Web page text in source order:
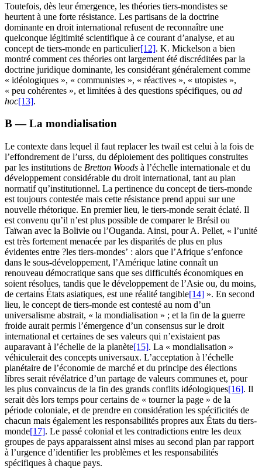
Toutefois, dès leur émergence, les théories tiers-mondistes se
heurtent à une forte résistance. Les partisans de la doctrine
dominante en droit international refusent de reconnaître une
quelconque légitimité scientifique à ce courant d’analyse, et au
concept de tiers-monde en particulier[12]. K. Mickelson a bien
montré comment ces théories ont largement été discréditées par la
doctrine juridique dominante, les considérant généralement comme
« idéologiques », « communistes », « réactives », « utopistes »,
« peu cohérentes », et limitées à des questions spécifiques, ou ad
hoc[13].
B — La mondialisation
Le contexte dans lequel il faut replacer les twail est celui à la fois de
l’effondrement de l’urss, du déploiement des politiques construites
par les institutions de Bretton Woods à l’échelle internationale et du
développement considérable du droit international, tant au plan
normatif qu’institutionnel. La pertinence du concept de tiers-monde
est toujours contestée mais cette résistance prend appui sur une
nouvelle rhétorique. En premier lieu, le tiers-monde serait éclaté. Il
est convenu qu’il n’est plus possible de comparer le Brésil ou
Taïwan avec la Bolivie ou l’Ouganda. Ainsi, pour A. Pellet, « l’unité
est très fortement menacée par les disparités de plus en plus
évidentes entre ?les tiers-mondes’ : alors que l’Afrique s’enfonce
dans le sous-développement, l’Amérique latine connaît un
renouveau démocratique sans que ses difficultés économiques en
soient résolues, tandis que le développement de l’Asie ou, du moins,
de certains États asiatiques, est une réalité tangible[14] ». En second
lieu, le concept de tiers-monde est contesté au nom d’un
universalisme abstrait, « la mondialisation » ; et la fin de la guerre
froide aurait permis l’émergence d’un consensus sur le droit
international et certaines de ses valeurs qui n’existaient pas
auparavant à l’échelle de la planète[15]. La « mondialisation »
véhiculerait des concepts universaux. L’acceptation à l’échelle
planétaire de l’économie de marché et du principe des élections
libres serait révélatrice d’un partage de valeurs communes et, pour
les plus convaincus de la fin des grands conflits idéologiques[16]. Il
serait dès lors temps pour certains de « tourner la page » de la
période coloniale, et de prendre en considération les spécificités de
chacun mais également les responsabilités propres aux États du tiers-
monde[17]. Le passé colonial et les contradictions entre les deux
groupes de pays apparaissent ainsi mises au second plan par rapport
à l’urgence d’identifier les problèmes et les responsabilités
spécifiques à chaque pays.